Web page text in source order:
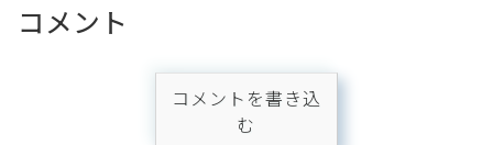
コメント
コメントを書き込
む